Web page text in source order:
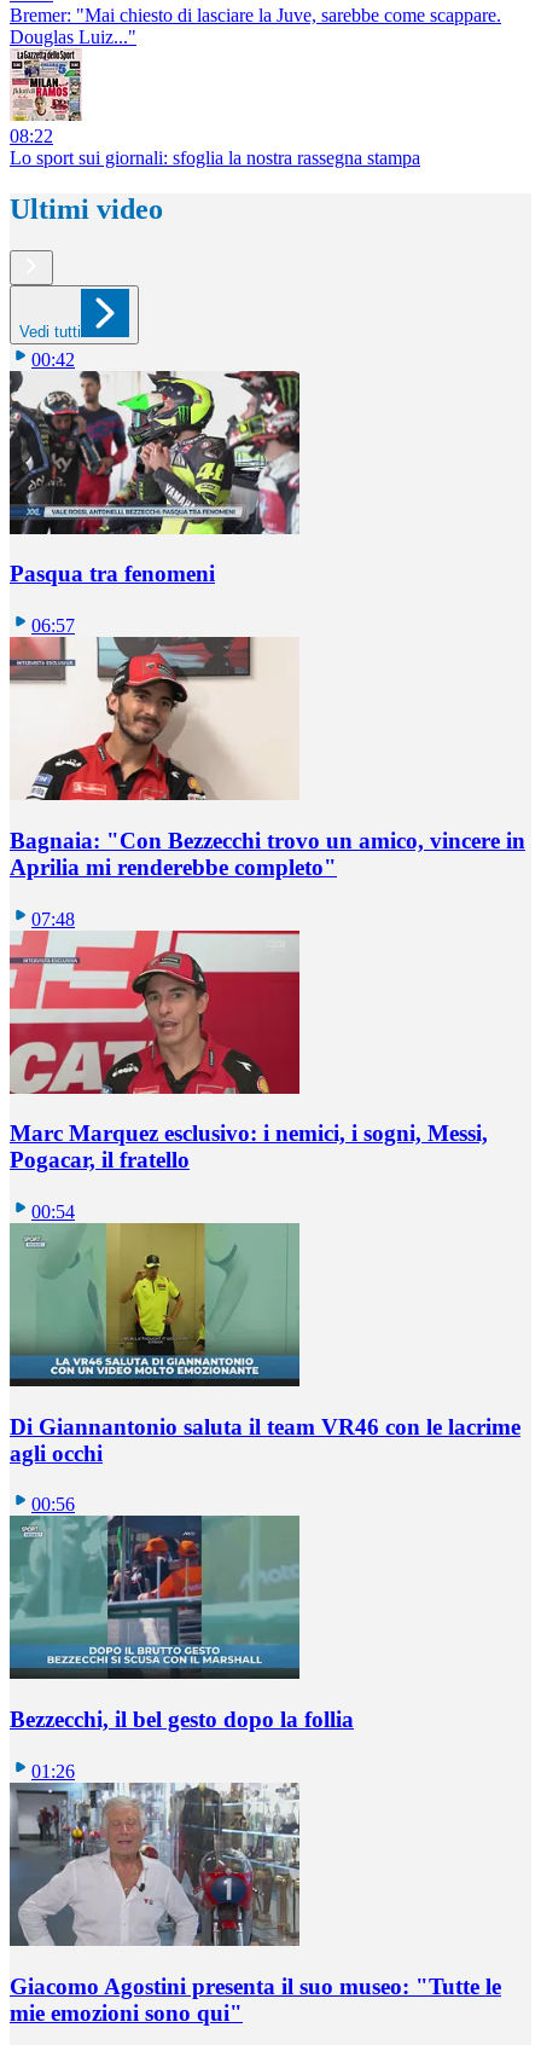
Bremer: "Mai chiesto di lasciare la Juve, sarebbe come scappare.
Douglas Luiz..."
08:22
Lo sport sui giornali: sfoglia la nostra rassegna stampa
Ultimi video
Vedi tutti
00:42
Pasqua tra fenomeni
06:57
Bagnaia: "Con Bezzecchi trovo un amico, vincere in
Aprilia mi renderebbe completo"
07:48
Marc Marquez esclusivo: i nemici, i sogni, Messi,
Pogacar, il fratello
00:54
Di Giannantonio saluta il team VR46 con le lacrime
agli occhi
00:56
Bezzecchi, il bel gesto dopo la follia
01:26
Giacomo Agostini presenta il suo museo: "Tutte le
mie emozioni sono qui"